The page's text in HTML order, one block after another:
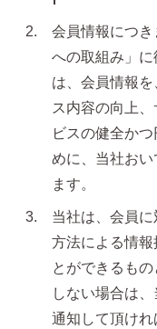
揺れるスタ
会員情報につ
への取組み」
は、会員情報
ス内容の向上
ビスの健全か
めに、当社お
ます。
当社は、会員
方法による情報
とができるも
しない場合は
通知して頂け